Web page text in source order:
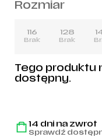
Rozmiar
116
Brak
128
Brak
Tego produktu
dostępny.
14 dni na zwrot
Sprawdź